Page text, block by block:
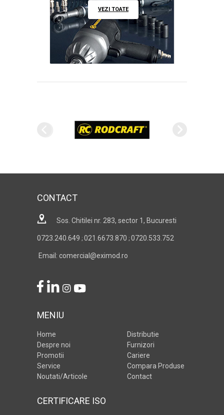
VEZI TOATE
CONTACT
Sos. Chitilei nr. 283, sector 1, Bucuresti
0723.240.649 ; 021.6673.870 ; 0720.533.752
Email: comercial@eximod.ro
MENIU
Home
Despre noi
Promotii
Service
Noutati/Articole
Distributie
Furnizori
Cariere
Compara Produse
Contact
CERTIFICARE ISO